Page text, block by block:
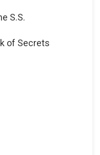
S.S.
of Secrets